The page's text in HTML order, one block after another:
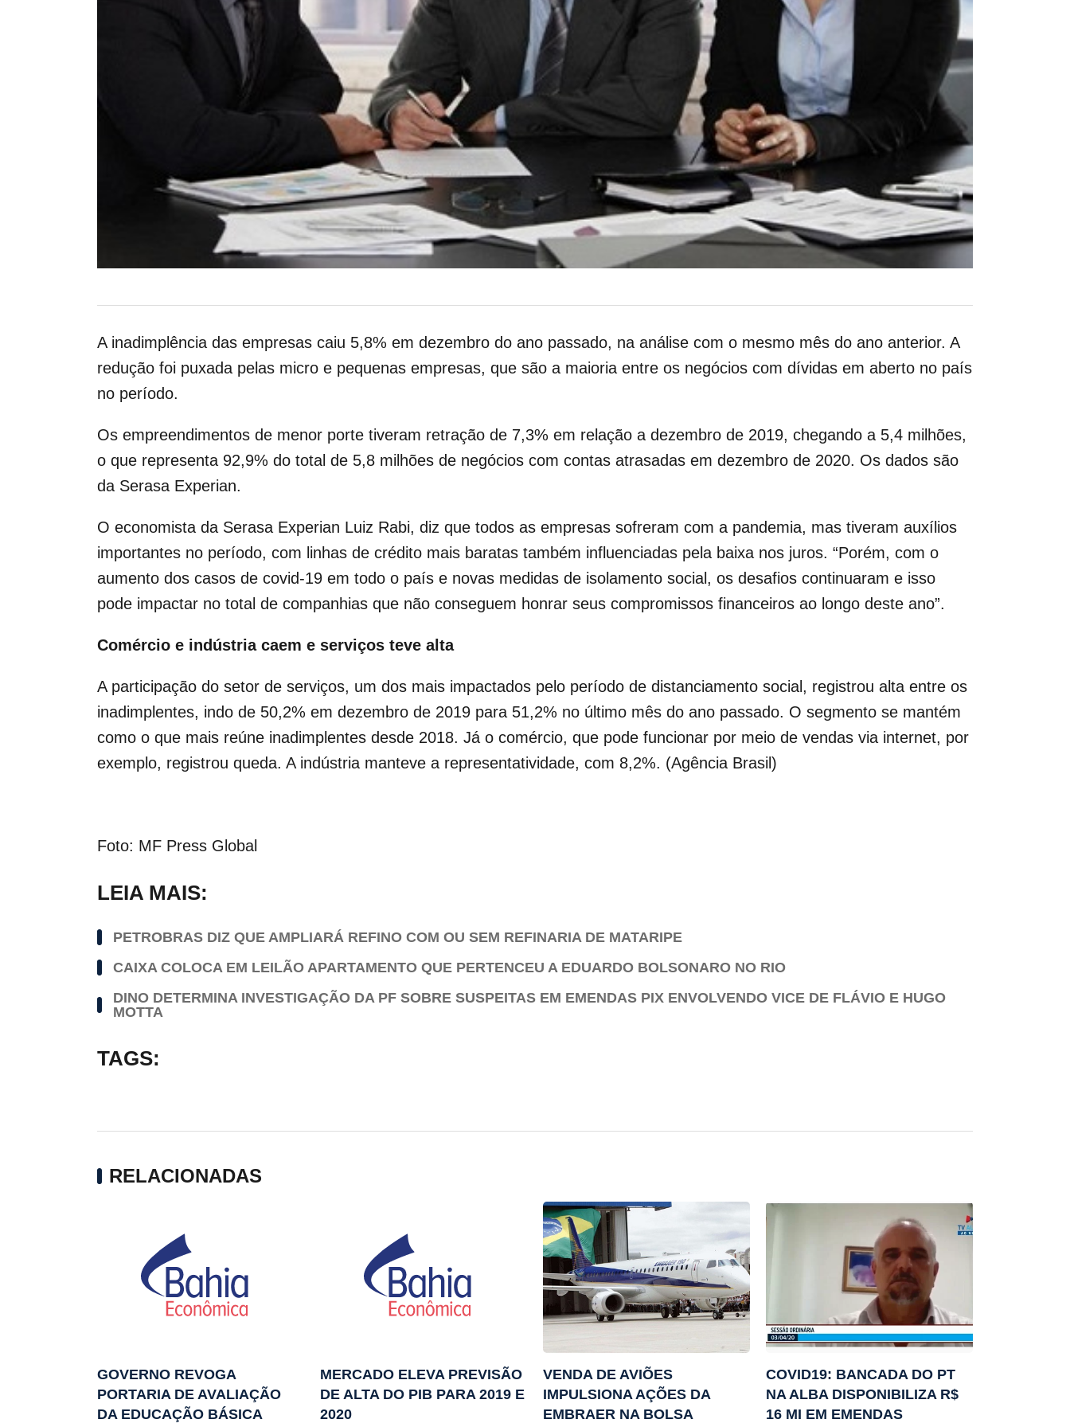
A inadimplência das empresas caiu 5,8% em dezembro do ano passado, na análise com o mesmo mês do ano anterior. A
redução foi puxada pelas micro e pequenas empresas, que são a maioria entre os negócios com dívidas em aberto no país
no período.
Os empreendimentos de menor porte tiveram retração de 7,3% em relação a dezembro de 2019, chegando a 5,4 milhões,
o que representa 92,9% do total de 5,8 milhões de negócios com contas atrasadas em dezembro de 2020. Os dados são
da Serasa Experian.
O economista da Serasa Experian Luiz Rabi, diz que todos as empresas sofreram com a pandemia, mas tiveram auxílios
importantes no período, com linhas de crédito mais baratas também influenciadas pela baixa nos juros. “Porém, com o
aumento dos casos de covid-19 em todo o país e novas medidas de isolamento social, os desafios continuaram e isso
pode impactar no total de companhias que não conseguem honrar seus compromissos financeiros ao longo deste ano”.
Comércio e indústria caem e serviços teve alta
A participação do setor de serviços, um dos mais impactados pelo período de distanciamento social, registrou alta entre os
inadimplentes, indo de 50,2% em dezembro de 2019 para 51,2% no último mês do ano passado. O segmento se mantém
como o que mais reúne inadimplentes desde 2018. Já o comércio, que pode funcionar por meio de vendas via internet, por
exemplo, registrou queda. A indústria manteve a representatividade, com 8,2%. (Agência Brasil)
Foto: MF Press Global
LEIA MAIS:
PETROBRAS DIZ QUE AMPLIARÁ REFINO COM OU SEM REFINARIA DE MATARIPE
CAIXA COLOCA EM LEILÃO APARTAMENTO QUE PERTENCEU A EDUARDO BOLSONARO NO RIO
DINO DETERMINA INVESTIGAÇÃO DA PF SOBRE SUSPEITAS EM EMENDAS PIX ENVOLVENDO VICE DE FLÁVIO E HUGO
MOTTA
TAGS:
RELACIONADAS
GOVERNO REVOGA
PORTARIA DE AVALIAÇÃO
DA EDUCAÇÃO BÁSICA
MERCADO ELEVA PREVISÃO
DE ALTA DO PIB PARA 2019 E
2020
VENDA DE AVIÕES
IMPULSIONA AÇÕES DA
EMBRAER NA BOLSA
COVID19: BANCADA DO PT
NA ALBA DISPONIBILIZA R$
16 MI EM EMENDAS